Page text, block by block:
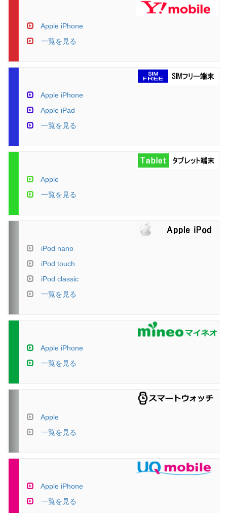
Apple iPhone
一覧を見る
Apple iPhone
Apple iPad
一覧を見る
Apple
一覧を見る
iPod nano
iPod touch
iPod classic
一覧を見る
Apple iPhone
一覧を見る
Apple
一覧を見る
Apple iPhone
一覧を見る